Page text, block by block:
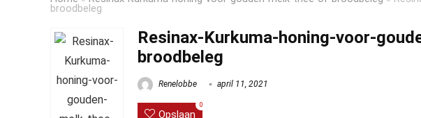
broodbeleg
Resinax-Kurkuma-honing-voor-
broodbeleg
Renelobbe april 11, 2021
Opslaan
0